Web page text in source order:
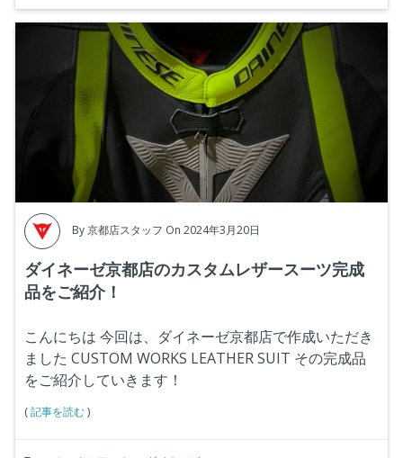
By京都店スタッフ On 2024年3月20日
ダイネーゼ京都店のカスタムレザースーツ完成
品をご紹介！
こんにちは 今回は、ダイネーゼ京都店で作成いただき
ました CUSTOM WORKS LEATHER SUIT その完成品
をご紹介していきます！
(記事を読む)